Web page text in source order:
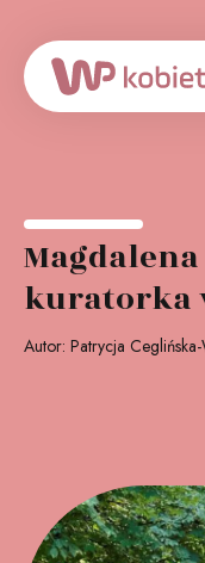
Sponsor
strategiczny:
kuratorka
Autor: Patrycja